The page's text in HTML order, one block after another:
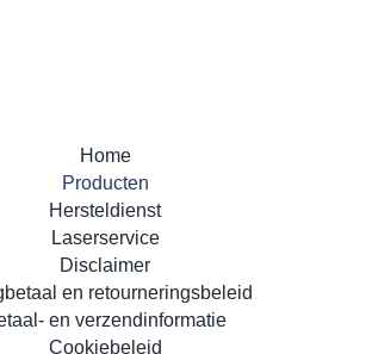
Home
Producten
Hersteldienst
Laserservice
Disclaimer
en retourneringsbeleid
en verzendinformatie
Cookiebeleid